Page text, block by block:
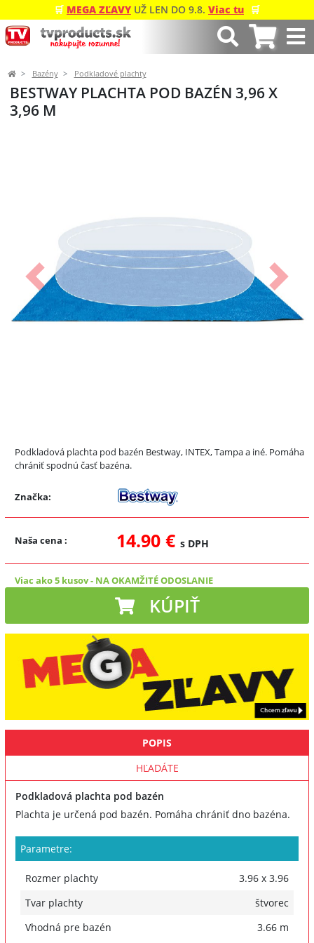
🛒 MEGA ZĽAVY UŽ LEN DO 9.8. Viac tu 🛒
Bazény Podkladové plachty
BESTWAY PLACHTA POD BAZÉN 3,96 X
3,96 M
Predchádzajúci Ďalší
Podkladová plachta pod bazén Bestway, INTEX, Tampa a iné. Pomáha
chrániť spodnú časť bazéna.
Značka:
Naša cena : 14.90 € s DPH
Viac ako 5 kusov- NA OKAMŽITÉ ODOSLANIE
KÚPIŤ
POPIS
HĽADÁTE
Podkladová plachta pod bazén
Plachta je určená pod bazén. Pomáha chrániť dno bazéna.
Parametre:
Rozmer plachty
3.96 x 3.96
Tvar plachty
štvorec
Vhodná pre bazén
3.66 m